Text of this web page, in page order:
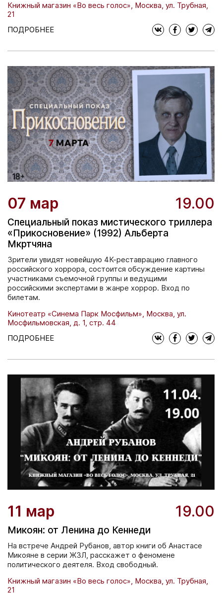
Книжный магазин «Во весь голос», Москва, ул. Трубная,
21
ПОДРОБНЕЕ
07 мар 19.00
Специальный показ мистического триллера
«Прикосновение» (1992) Альберта
Мкртчяна
Зрители увидят новейшую 4К-реставрацию главного
российского хоррора, состоится обсуждение картины
участниками съемочной группы и ведущими
российскими экспертами в жанре хоррор. Вход по
билетам.
Кинотеатр «Синема Парк Мосфильм», Москва, ул.
Мосфильмовская, д. 1, стр. 44
ПОДРОБНЕЕ
11 мар 19.00
Микоян: от Ленина до Кеннеди
На встрече Андрей Рубанов, автор книги об Анастасе
Микояне в серии ЖЗЛ, расскажет о феномене
политического деятеля. Вход свободный.
Книжный магазин «Во весь голос», Москва, ул. Трубная,
21